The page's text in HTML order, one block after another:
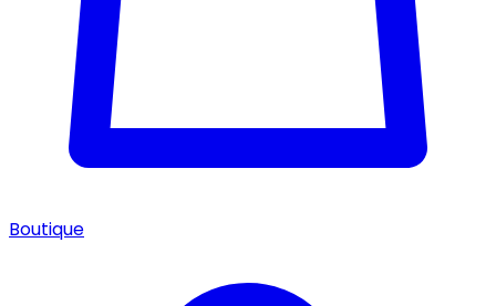
Boutique